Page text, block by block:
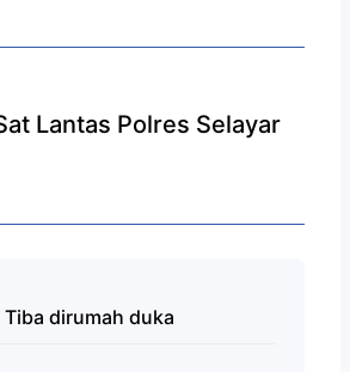
Lantas Polres Selayar
dirumah duka